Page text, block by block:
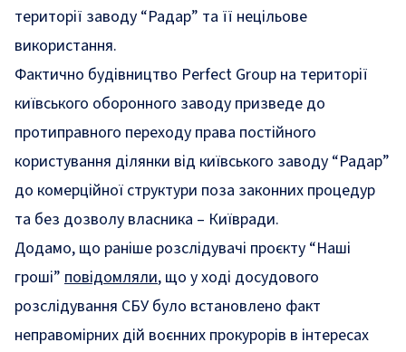
території заводу “Радар” та її нецільове
використання.
Фактично будівництво Perfect Group на території
київського оборонного заводу призведе до
протиправного переходу права постійного
користування ділянки від київського заводу “Радар”
до комерційної структури поза законних процедур
та без дозволу власника – Київради.
Додамо, що раніше розслідувачі проєкту “Наші
гроші” повідомляли, що у ході досудового
розслідування СБУ було встановлено факт
неправомірних дій воєнних прокурорів в інтересах